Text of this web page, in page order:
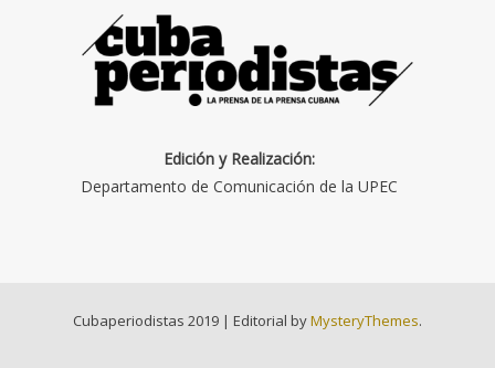
Edición y Realización:
Departamento de Comunicación de la UPEC
Cubaperiodistas 2019 | Editorial byMysteryThemes.